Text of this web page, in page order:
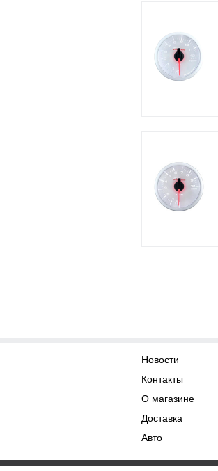
Новости
Контакты
О магазине
Доставка
Авто